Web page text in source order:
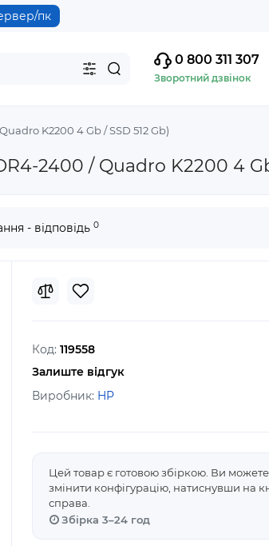
пк
0 800 311 307
Зворотний дзвінок
K2200 4 Gb / SSD 512 Gb)
2400 / Quadro K2200 4
- відповідь 0
Код: 119558
Залиште відгук
Виробник: HP
Цей товар є готовою збіркою. Ви можете
змінити конфігурацію, натиснувши на
справа.
Збірка 3–24 год